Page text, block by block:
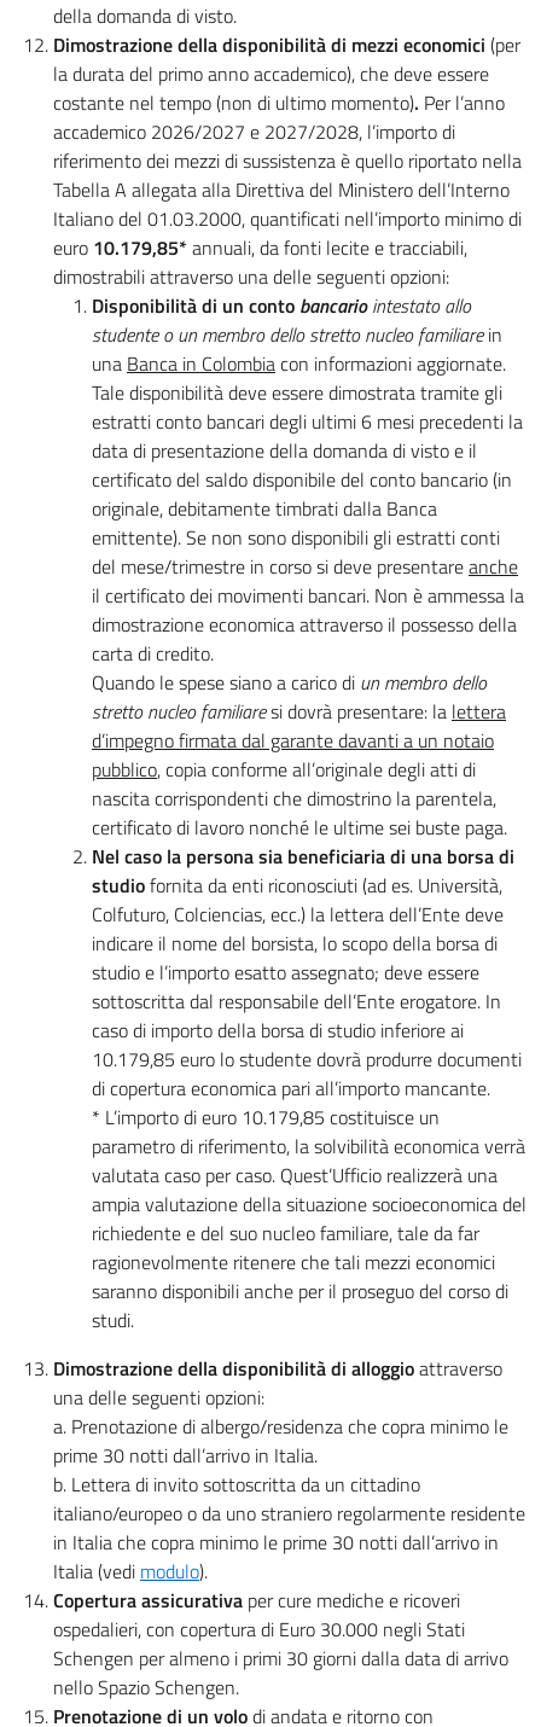
della domanda di visto.
Dimostrazione della disponibilità di mezzi economici (per
la durata del primo anno accademico), che deve essere
costante nel tempo (non di ultimo momento). Per l’anno
accademico 2026/2027 e 2027/2028, l’importo di
riferimento dei mezzi di sussistenza è quello riportato nella
Tabella A allegata alla Direttiva del Ministero dell’Interno
Italiano del 01.03.2000, quantificati nell’importo minimo di
euro 10.179,85*annuali, da fonti lecite e tracciabili,
dimostrabili attraverso una delle seguenti opzioni:
Disponibilità di un conto bancariointestato allo
studente o un membro dello stretto nucleo familiarein
una Banca in Colombiacon informazioni aggiornate.
Tale disponibilità deve essere dimostrata tramite gli
estratti conto bancari degli ultimi 6 mesi precedenti la
data di presentazione della domanda di visto e il
certificato del saldo disponibile del conto bancario (in
originale, debitamente timbrati dalla Banca
emittente). Se non sono disponibili gli estratti conti
del mese/trimestre in corso si deve presentareanche
il certificato dei movimenti bancari. Non è ammessa la
dimostrazione economica attraverso il possesso della
carta di credito.
Quando le spese siano a carico di un membro dello
stretto nucleo familiaresi dovrà presentare: la lettera
d’impegno firmata dal garante davanti a un notaio
pubblico, copia conforme all’originale degli atti di
nascita corrispondenti che dimostrino la parentela,
certificato di lavoro nonché le ultime sei buste paga.
Nel caso la persona sia beneficiaria di una borsa di
studiofornita da enti riconosciuti (ad es. Università,
Colfuturo, Colciencias, ecc.) la lettera dell’Ente deve
indicare il nome del borsista, lo scopo della borsa di
studio e l’importo esatto assegnato; deve essere
sottoscritta dal responsabile dell’Ente erogatore. In
caso di importo della borsa di studio inferiore ai
10.179,85 euro lo studente dovrà produrre documenti
di copertura economica pari all’importo mancante.
* L’importo di euro 10.179,85 costituisce un
parametro di riferimento, la solvibilità economica verrà
valutata caso per caso. Quest’Ufficio realizzerà una
ampia valutazione della situazione socioeconomica del
richiedente e del suo nucleo familiare, tale da far
ragionevolmente ritenere che tali mezzi economici
saranno disponibili anche per il proseguo del corso di
studi.
Dimostrazione della disponibilità di alloggioattraverso
una delle seguenti opzioni:
a. Prenotazione di albergo/residenza che copra minimo le
prime 30 notti dall’arrivo in Italia.
b. Lettera di invito sottoscritta da un cittadino
italiano/europeo o da uno straniero regolarmente residente
in Italia che copra minimo le prime 30 notti dall’arrivo in
Italia (vedi modulo).
Copertura assicurativa per cure mediche e ricoveri
ospedalieri, con copertura di Euro 30.000 negli Stati
Schengen per almeno i primi 30 giorni dalla data di arrivo
nello Spazio Schengen.
Prenotazione di un volodi andata e ritorno con